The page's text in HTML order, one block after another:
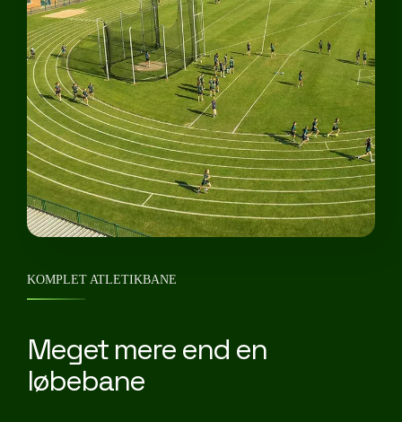
KOMPLET ATLETIKBANE
Meget mere end en
løbebane